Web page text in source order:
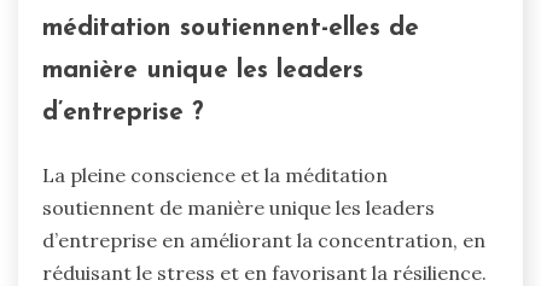
méditation soutiennent-elles de
manière unique les leaders
d’entreprise ?
La pleine conscience et la méditation
soutiennent de manière unique les leaders
d’entreprise en améliorant la concentration, en
réduisant le stress et en favorisant la résilience.